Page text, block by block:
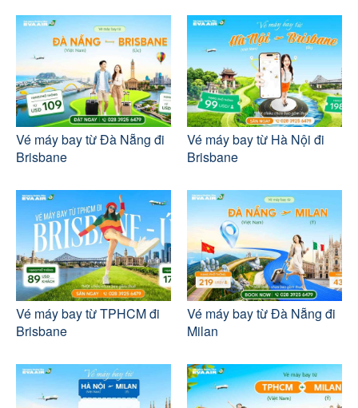
Vé máy bay từ Đà Nẵng đi
Brisbane
Vé máy bay từ Hà Nội đi
Brisbane
Vé máy bay từ TPHCM đi
Brisbane
Vé máy bay từ Đà Nẵng đi
Milan